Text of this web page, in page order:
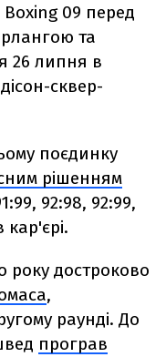
Boxing 09 перед
та
26 липня в
сквер-
поєдинку
рішенням
92:98, 92:99,
року достроково
,
раунді. До
програв